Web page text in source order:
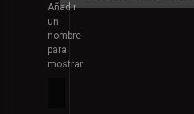
Añadir
un
nombre
para
mostrar